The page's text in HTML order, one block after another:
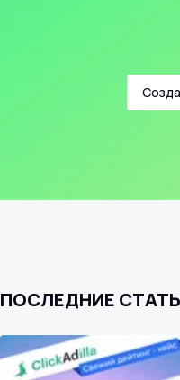
ПОСЛЕДНИЕ